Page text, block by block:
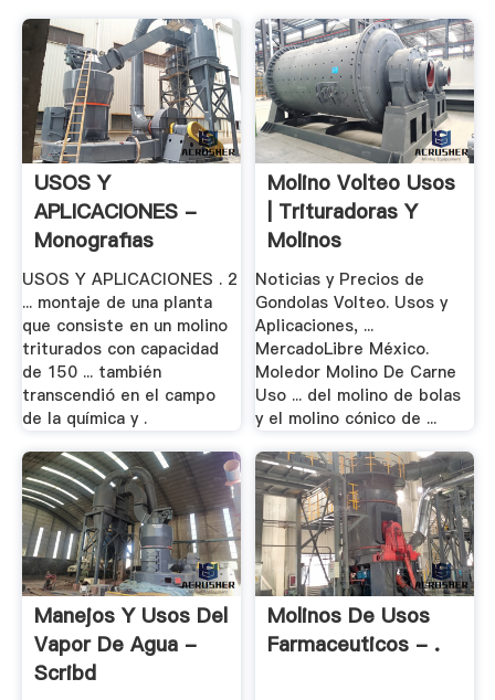
USOS Y
APLICACIONES -
Monografias
USOS Y APLICACIONES . 2
... montaje de una planta
que consiste en un molino
triturados con capacidad
de 150 ... también
transcendió en el campo
de la química y .
Molino Volteo Usos
| Trituradoras Y
Molinos
Noticias y Precios de
Gondolas Volteo. Usos y
Aplicaciones, ...
MercadoLibre México.
Moledor Molino De Carne
Uso ... del molino de bolas
y el molino cónico de ...
Manejos Y Usos Del
Vapor De Agua -
Scribd
Molinos De Usos
Farmaceuticos - .